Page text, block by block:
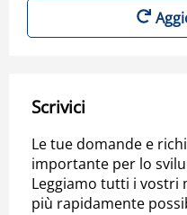
Scrivici
Le tue domande e
importante per lo
Leggiamo tutti i vostri
più rapidamente